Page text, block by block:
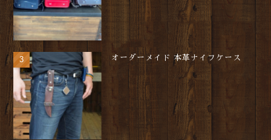
オーダーメイド 本革ナイフケース